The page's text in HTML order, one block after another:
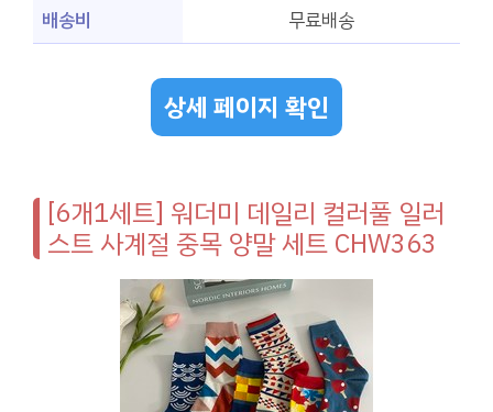
배송비
무료배송
상세 페이지 확인
[6개1세트] 워더미 데일리 컬러풀 일러
스트 사계절 중목 양말 세트 CHW363